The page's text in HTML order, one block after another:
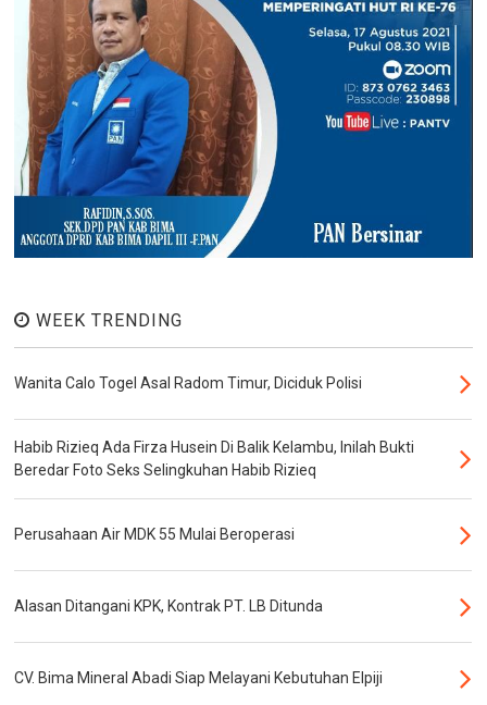
WEEK TRENDING
Wanita Calo Togel Asal Radom Timur, Diciduk Polisi
Habib Rizieq Ada Firza Husein Di Balik Kelambu, Inilah Bukti
Beredar Foto Seks Selingkuhan Habib Rizieq
Perusahaan Air MDK 55 Mulai Beroperasi
Alasan Ditangani KPK, Kontrak PT. LB Ditunda
CV. Bima Mineral Abadi Siap Melayani Kebutuhan Elpiji